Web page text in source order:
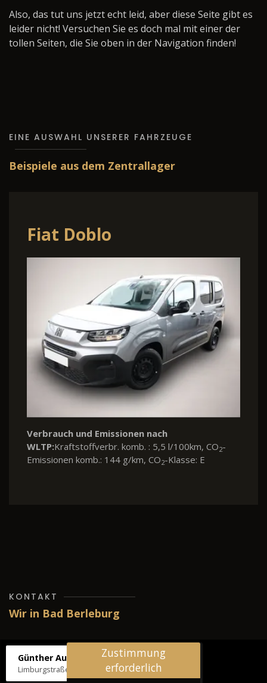
Also, das tut uns jetzt echt leid, aber diese Seite gibt es
leider nicht! Versuchen Sie es doch mal mit einer der
tollen Seiten, die Sie oben in der Navigation finden!
EINE AUSWAHL UNSERER FAHRZEUGE
Beispiele aus dem Zentrallager
Fiat Doblo
Verbrauch und Emissionen nach
WLTP:Kraftstoffverbr. komb. : 5,5 l/100km, CO2-
Emissionen komb.: 144 g/km, CO2-Klasse: E
KONTAKT
Wir in Bad Berleburg
Günther Autos & Service
Limburgstraße 39, 57319 Bad Berleburg
Zustimmung
erforderlich